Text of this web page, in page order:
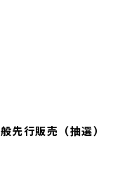
先行販売（抽選）